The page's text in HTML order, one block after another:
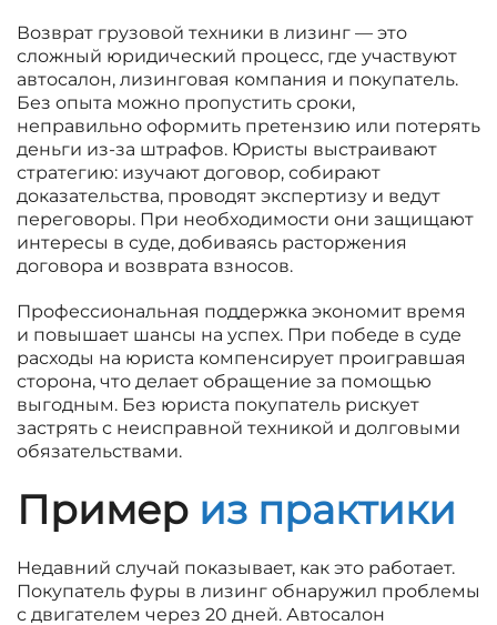
Возврат грузовой техники в лизинг — это
сложный юридический процесс, где участвуют
автосалон, лизинговая компания и покупатель.
Без опыта можно пропустить сроки,
неправильно оформить претензию или потерять
деньги из-за штрафов. Юристы выстраивают
стратегию: изучают договор, собирают
доказательства, проводят экспертизу и ведут
переговоры. При необходимости они защищают
интересы в суде, добиваясь расторжения
договора и возврата взносов.
Профессиональная поддержка экономит время
и повышает шансы на успех. При победе в суде
расходы на юриста компенсирует проигравшая
сторона, что делает обращение за помощью
выгодным. Без юриста покупатель рискует
застрять с неисправной техникой и долговыми
обязательствами.
Пример из практики
Недавний случай показывает, как это работает.
Покупатель фуры в лизинг обнаружил проблемы
с двигателем через 20 дней. Автосалон